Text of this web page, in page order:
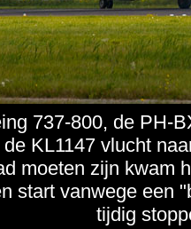
737-800, de PH-
KL1147 vlucht
moeten zijn kwam
start vanwege een
tijdig